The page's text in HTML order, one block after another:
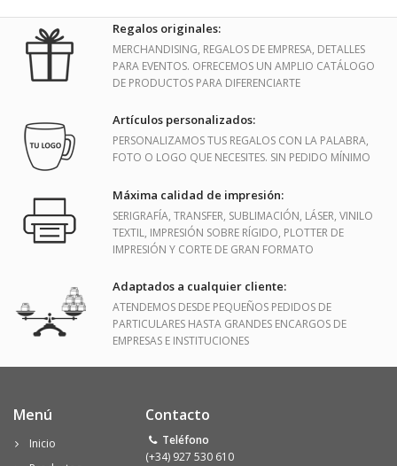
Regalos originales:
MERCHANDISING, REGALOS DE EMPRESA, DETALLES
PARA EVENTOS. OFRECEMOS UN AMPLIO CATÁLOGO
DE PRODUCTOS PARA DIFERENCIARTE
Artículos personalizados:
PERSONALIZAMOS TUS REGALOS CON LA PALABRA,
FOTO O LOGO QUE NECESITES. SIN PEDIDO MÍNIMO
Máxima calidad de impresión:
SERIGRAFÍA, TRANSFER, SUBLIMACIÓN, LÁSER, VINILO
TEXTIL, IMPRESIÓN SOBRE RÍGIDO, PLOTTER DE
IMPRESIÓN Y CORTE DE GRAN FORMATO
Adaptados a cualquier cliente:
ATENDEMOS DESDE PEQUEÑOS PEDIDOS DE
PARTICULARES HASTA GRANDES ENCARGOS DE
EMPRESAS E INSTITUCIONES
Menú
Inicio
Contacto
Teléfono
(+34) 927 530 610